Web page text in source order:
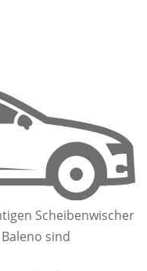
Scheibenwischer
sind